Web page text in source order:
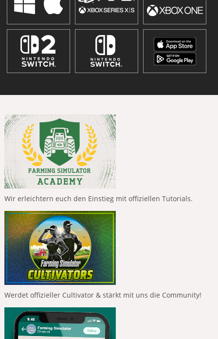
Wir erleichtern euch den Einstieg mit offiziellen Tutorials.
Werdet offizieller Cultivator & stärkt mit uns die Community!